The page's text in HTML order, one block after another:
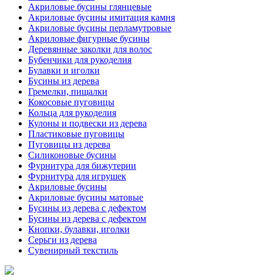
Акриловые бусины глянцевые
Акриловые бусины имитация камня
Акриловые бусины перламутровые
Акриловые фигурные бусины
Деревянные заколки для волос
Бубенчики для рукоделия
Булавки и иголки
Бусины из дерева
Гремелки, пищалки
Кокосовые пуговицы
Кольца для рукоделия
Кулоны и подвески из дерева
Пластиковые пуговицы
Пуговицы из дерева
Силиконовые бусины
Фурнитура для бижутерии
Фурнитура для игрушек
Акриловые бусины
Акриловые бусины матовые
Бусины из дерева с дефектом
Бусины из дерева с дефектом
Кнопки, булавки, иголки
Серьги из дерева
Сувенирный текстиль